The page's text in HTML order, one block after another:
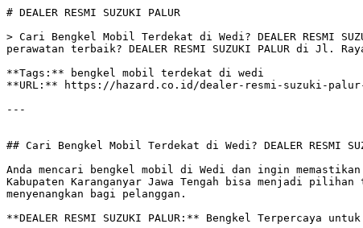
# DEALER RESMI SUZUKI PALUR
> Cari Bengkel Mobil Terdekat di Wedi? DEALER RESMI
perawatan terbaik? DEALER RESMI SUZUKI PALUR di Jl.
**Tags:** bengkel mobil terdekat di wedi
**URL:** https://hazard.co.id/dealer-resmi-suzuki-
---
## Cari Bengkel Mobil Terdekat di Wedi? DEALER RESMI
Anda mencari bengkel mobil di Wedi dan ingin memastikan
Kabupaten Karanganyar Jawa Tengah bisa menjadi
menyenangkan bagi pelanggan.
**DEALER RESMI SUZUKI PALUR:** Bengkel Terpercaya